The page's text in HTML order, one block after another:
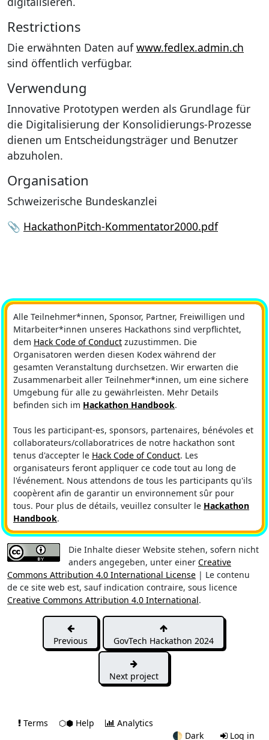
Restrictions
Die erwähnten Daten aufwww.fedlex.admin.ch
sind öffentlich verfügbar.
Verwendung
Innovative Prototypen werden als Grundlage für
die Digitalisierung der Konsolidierungs-Prozesse
dienen um Entscheidungsträger und Benutzer
abzuholen.
Organisation
Schweizerische Bundeskanzlei
📎 HackathonPitch-Kommentator2000.pdf
Alle Teilnehmer*innen, Sponsor, Partner, Freiwilligen und
Mitarbeiter*innen unseres Hackathons sind verpflichtet,
dem Hack Code of Conduct zuzustimmen. Die
Organisatoren werden diesen Kodex während der
gesamten Veranstaltung durchsetzen. Wir erwarten die
Zusammenarbeit aller Teilnehmer*innen, um eine sichere
Umgebung für alle zu gewährleisten. Mehr Details
befinden sich im Hackathon Handbook.
Tous les participant-es, sponsors, partenaires, bénévoles et
collaborateurs/collaboratrices de notre hackathon sont
tenus d'accepter le Hack Code of Conduct. Les
organisateurs feront appliquer ce code tout au long de
l'événement. Nous attendons de tous les participants qu'ils
coopèrent afin de garantir un environnement sûr pour
tous. Pour plus de détails, veuillez consulter le Hackathon
Handbook.
Die Inhalte dieser Website stehen, sofern nicht
anders angegeben, unter einer Creative
Commons Attribution 4.0 International License | Le contenu
de ce site web est, sauf indication contraire, sous licence
Creative Commons Attribution 4.0 International.
Previous GovTech Hackathon 2024
Next project
Terms ⬡⬢ Help
Analytics
🌓 Dark Log in